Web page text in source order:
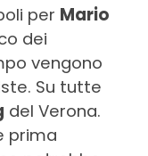
per Mario
dei
vengono
Su tutte
del Verona.
prima